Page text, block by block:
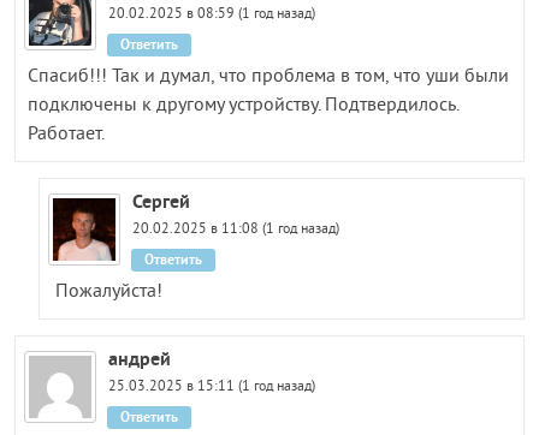
20.02.2025 в 08:59 (1 год назад)
Спасиб!!! Так и думал, что проблема в том, что уши были
подключены к другому устройству. Подтвердилось.
Работает.
Ответить
Сергей
20.02.2025 в 11:08 (1 год назад)
Пожалуйста!
Ответить
андрей
25.03.2025 в 15:11 (1 год назад)
Ответить